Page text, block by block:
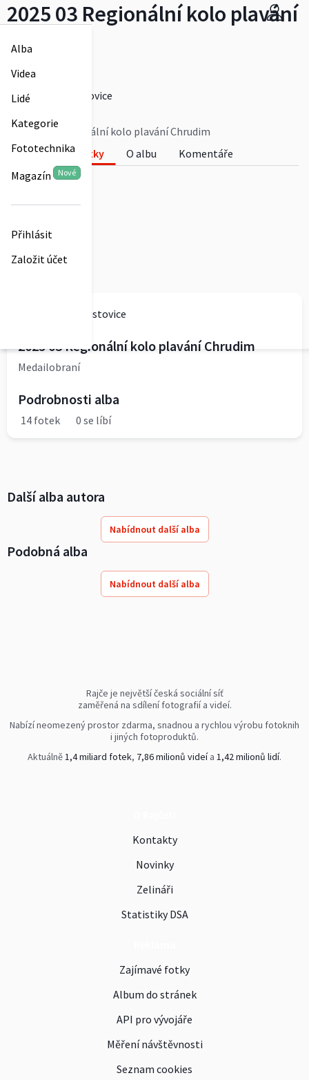
Alba
Videa
Lidé
Kategorie
Fototechnika
Magazín Nové
Přihlásit
Založit účet
2025 03 Regionální kolo plavání
Chrudim
Medailobraní
Více
integrachroustovice
2025 03 Regionální kolo plavání Chrudim
Fotky
O albu
Komentáře
0
integrachroustovice
2025 03 Regionální kolo plavání Chrudim
Medailobraní
Podrobnosti alba
14 fotek 0 se líbí
Další alba autora
Nabídnout další alba
Podobná alba
Nabídnout další alba
Rajče je největší česká sociální síť
zaměřená na sdílení fotografií a videí.
Nabízí neomezený prostor zdarma, snadnou a rychlou výrobu fotoknih
i jiných fotoproduktů.
Aktuálně1,4 miliard fotek, 7,86 milionů videía 1,42 milionů lidí.
Kontakty
Novinky
Zelináři
Statistiky DSA
Zajímavé fotky
Album do stránek
API pro vývojáře
Měření návštěvnosti
Seznam cookies